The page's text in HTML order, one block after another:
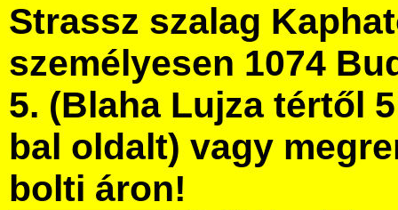
Strassz szalag
személyesen 1074
5. (Blaha Lujza tértől
bal oldalt) vagy
bolti áron!